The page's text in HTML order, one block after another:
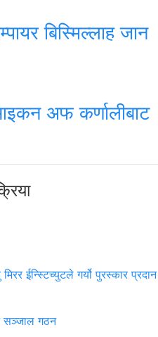
बिस्मिल्लाह जान
अफ कर्णालीबाट
मिरर ईन्स्टिच्युटले गर्यो पुरस्कार प्रदान
सञ्जाल गठन